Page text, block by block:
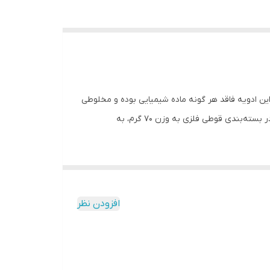
ادویه فاقد هر گونه ماده شیمیایی بوده و مخلوطی
از پودر دارچین، پودر سیر، پودر تخم گشنیز، پودر فلفل قرمز و ادویه‌های دیگر است. شما می‌توانید برای خرید ادویه کاری خانواده گلها در بسته‌بندی قوطی فلزی به وزن ۷۰ گرم، به
افزودن نظر